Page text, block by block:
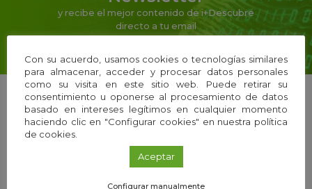
y recibe el mejor contenido de i+Descubre
directo a tu email
La Fundación
Con su acuerdo, usamos cookies o tecnologías similares
para almacenar, acceder y procesar datos personales
como su visita en este sitio web. Puede retirar su
consentimiento u oponerse al procesamiento de datos
basado en intereses legítimos en cualquier momento
haciendo clic en "Configurar cookies" en nuestra política
de cookies.
Aceptar
Configurar manualmente